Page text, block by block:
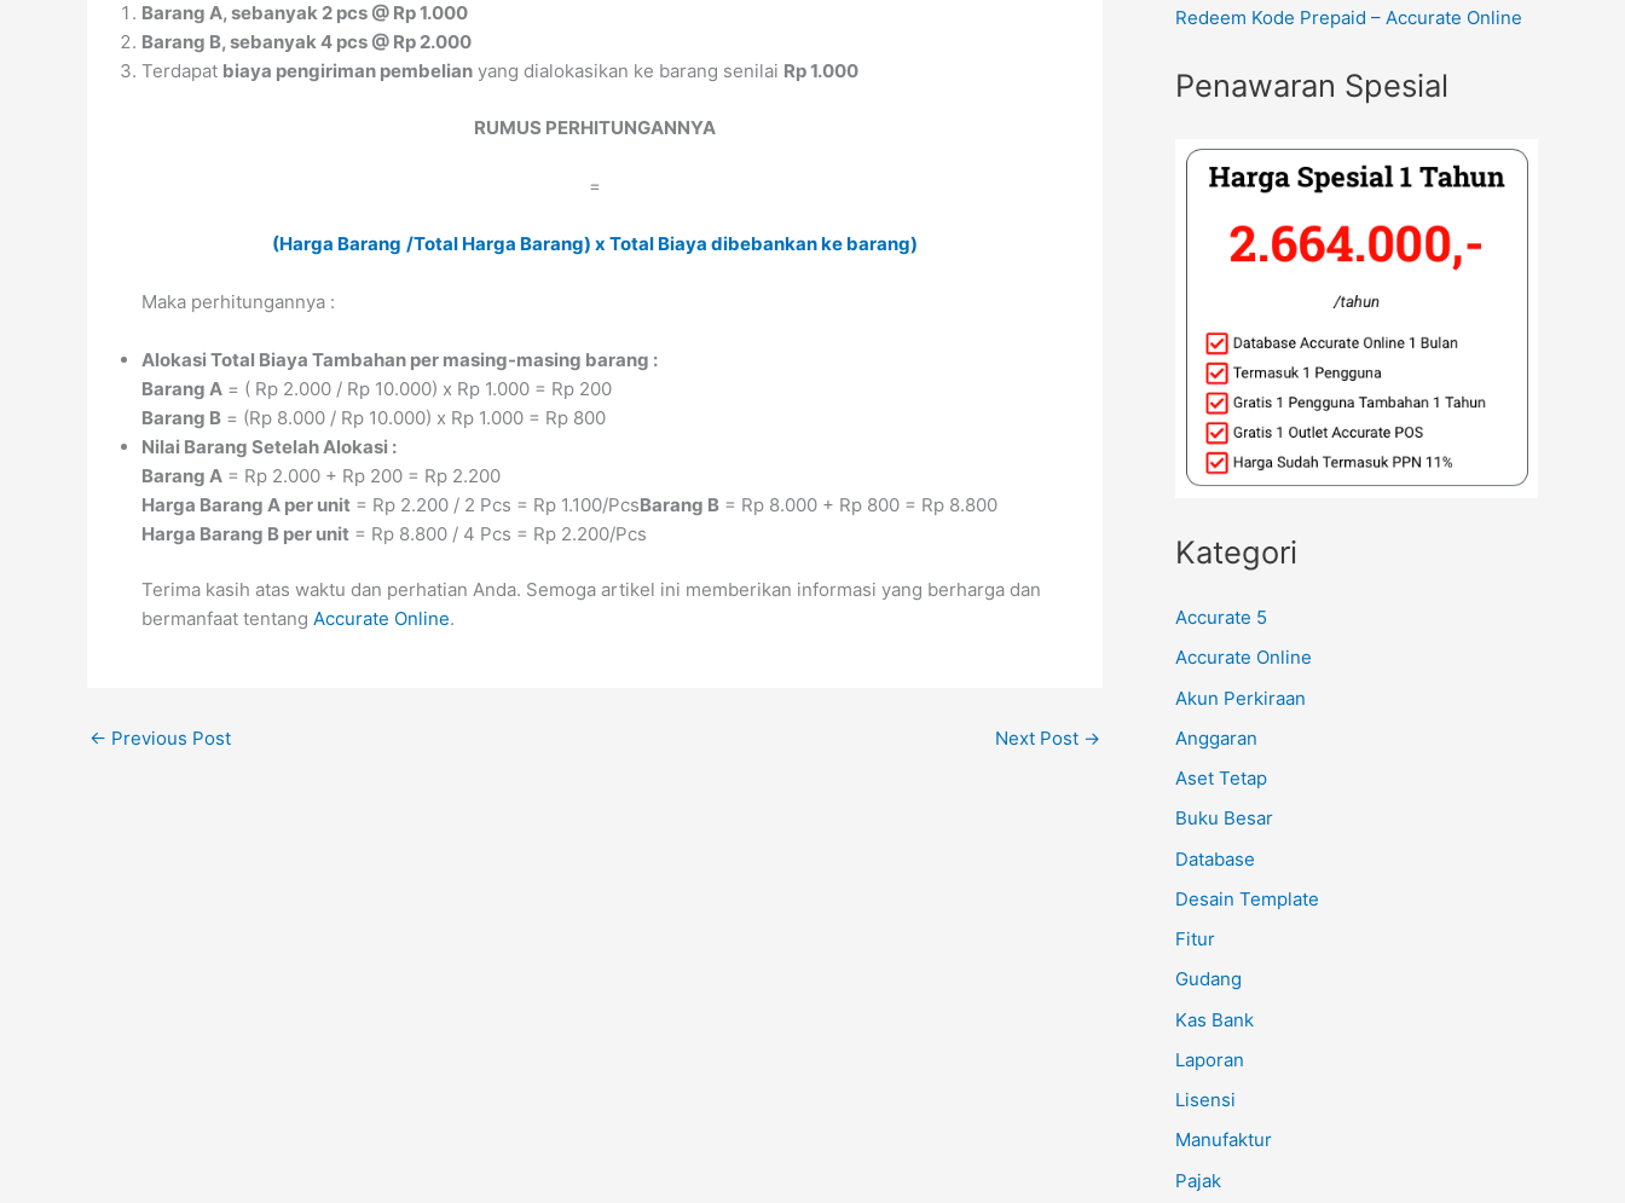
Barang A, sebanyak 2 pcs @ Rp 1.000
Barang B, sebanyak 4 pcs @ Rp 2.000
Terdapat biaya pengiriman pembelian yang dialokasikan ke barang senilai Rp 1.000
RUMUS PERHITUNGANNYA
=
(Harga Barang /Total Harga Barang) x Total Biaya dibebankan ke barang)
Maka perhitungannya :
Alokasi Total Biaya Tambahan per masing-masing barang :
Barang A = ( Rp 2.000 / Rp 10.000) x Rp 1.000 = Rp 200
Barang B = (Rp 8.000 / Rp 10.000) x Rp 1.000 = Rp 800
Nilai Barang Setelah Alokasi :
Barang A = Rp 2.000 + Rp 200 = Rp 2.200
Harga Barang A per unit = Rp 2.200 / 2 Pcs = Rp 1.100/PcsBarang B = Rp 8.000 + Rp 800 = Rp 8.800
Harga Barang B per unit = Rp 8.800 / 4 Pcs = Rp 2.200/Pcs
Terima kasih atas waktu dan perhatian Anda. Semoga artikel ini memberikan informasi yang berharga dan
bermanfaat tentang Accurate Online.
← Previous Post Next Post →
Redeem Kode Prepaid – Accurate Online
Penawaran Spesial
Kategori
Accurate 5
Accurate Online
Akun Perkiraan
Anggaran
Aset Tetap
Buku Besar
Database
Desain Template
Fitur
Gudang
Kas Bank
Laporan
Lisensi
Manufaktur
Pajak